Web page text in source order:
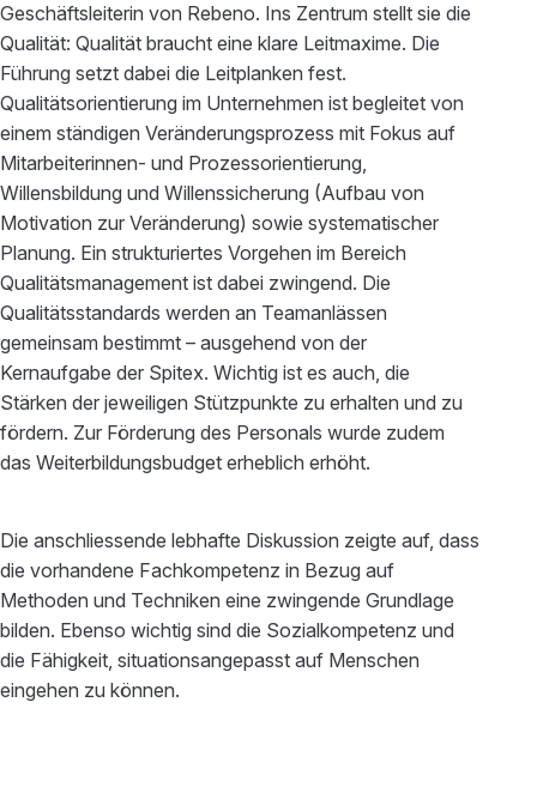
Geschäftsleiterin von Rebeno. Ins Zentrum stellt sie die
Qualität: Qualität braucht eine klare Leitmaxime. Die
Führung setzt dabei die Leitplanken fest.
Qualitätsorientierung im Unternehmen ist begleitet von
einem ständigen Veränderungsprozess mit Fokus auf
Mitarbeiterinnen- und Prozessorientierung,
Willensbildung und Willenssicherung (Aufbau von
Motivation zur Veränderung) sowie systematischer
Planung. Ein strukturiertes Vorgehen im Bereich
Qualitätsmanagement ist dabei zwingend. Die
Qualitätsstandards werden an Teamanlässen
gemeinsam bestimmt – ausgehend von der
Kernaufgabe der Spitex. Wichtig ist es auch, die
Stärken der jeweiligen Stützpunkte zu erhalten und zu
fördern. Zur Förderung des Personals wurde zudem
das Weiterbildungsbudget erheblich erhöht.
Die anschliessende lebhafte Diskussion zeigte auf, dass
die vorhandene Fachkompetenz in Bezug auf
Methoden und Techniken eine zwingende Grundlage
bilden. Ebenso wichtig sind die Sozialkompetenz und
die Fähigkeit, situationsangepasst auf Menschen
eingehen zu können.